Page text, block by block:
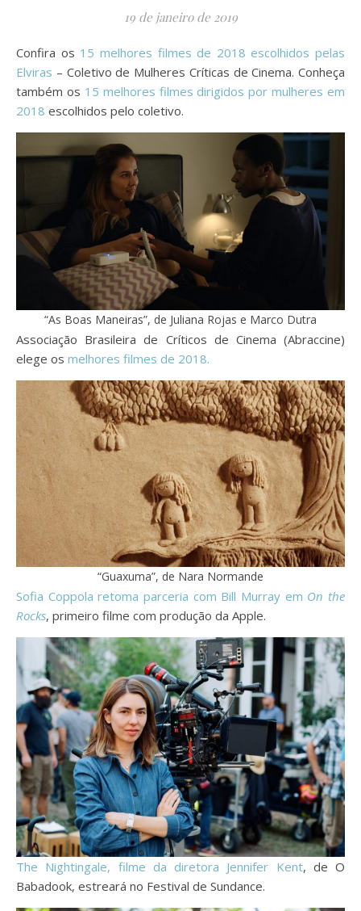
19 de janeiro de 2019
Confira os 15 melhores filmes de 2018 escolhidos pelas
Elviras – Coletivo de Mulheres Críticas de Cinema. Conheça
também os 15 melhores filmes dirigidos por mulheres em
2018 escolhidos pelo coletivo.
“As Boas Maneiras”, de Juliana Rojas e Marco Dutra
Associação Brasileira de Críticos de Cinema (Abraccine)
elege os melhores filmes de 2018.
“Guaxuma”, de Nara Normande
Sofia Coppola retoma parceria com Bill Murray em On the
Rocks, primeiro filme com produção da Apple.
The Nightingale, filme da diretora Jennifer Kent, de O
Babadook, estreará no Festival de Sundance.